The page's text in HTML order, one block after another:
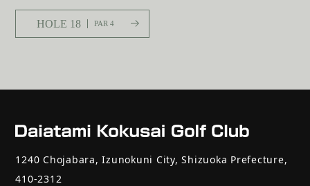
HOLE 18 PAR 4
1240 Chojabara, Izunokuni City, Shizuoka Prefecture,
410-2312